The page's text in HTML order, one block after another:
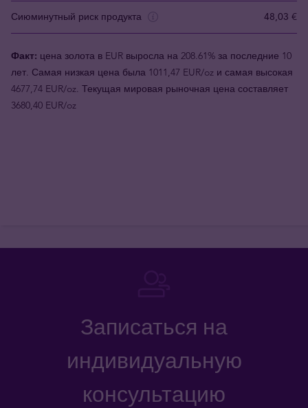
Сиюминутный риск продукта 48,03 €
Факт: цена золота в EUR выросла на 208.61% за последние 10
лет. Самая низкая цена была 1011,47 EUR/oz и самая высокая
4677,74 EUR/oz. Текущая мировая рыночная цена составляет
3680,40 EUR/oz
Записаться на
индивидуальную
консультацию